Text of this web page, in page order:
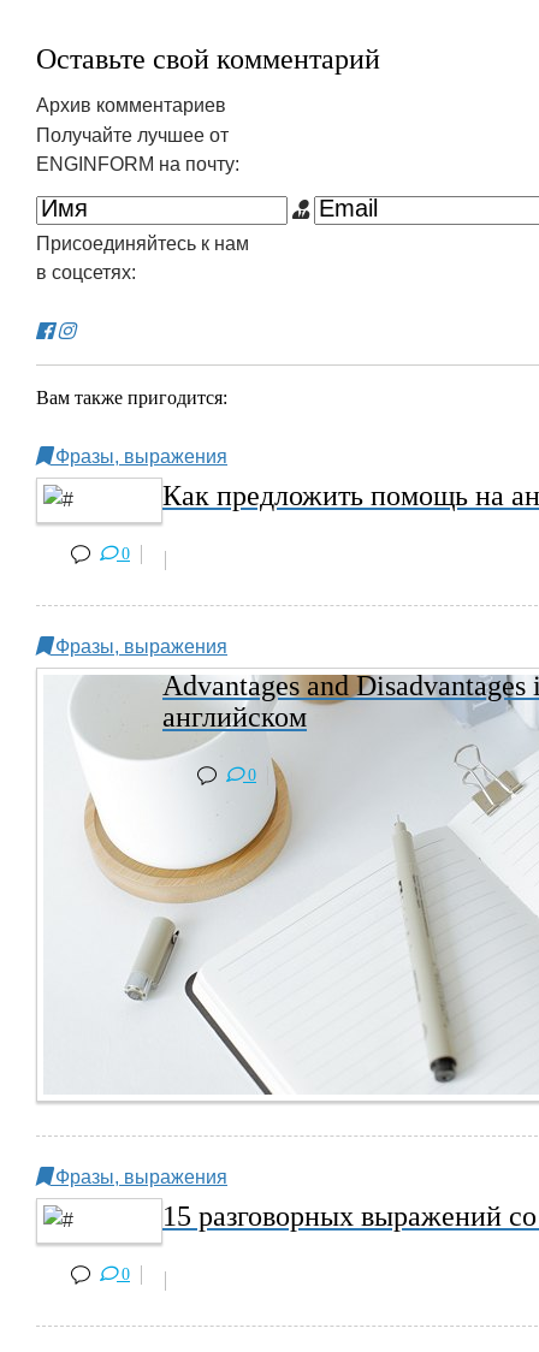
Оставьте свой комментарий
Архив комментариев
Получайте лучшее от
ENGINFORM на почту:
Присоединяйтесь к нам
в соцсетях:
Вам также пригодится:
Фразы, выражения
Как предложить помощь на
0
Фразы, выражения
Advantages and
английском
0
Фразы, выражения
15 разговорных выражений
0